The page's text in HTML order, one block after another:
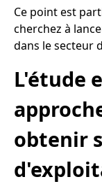
Ce point est
cherchez à
dans le secteur
L'étude
obtenir